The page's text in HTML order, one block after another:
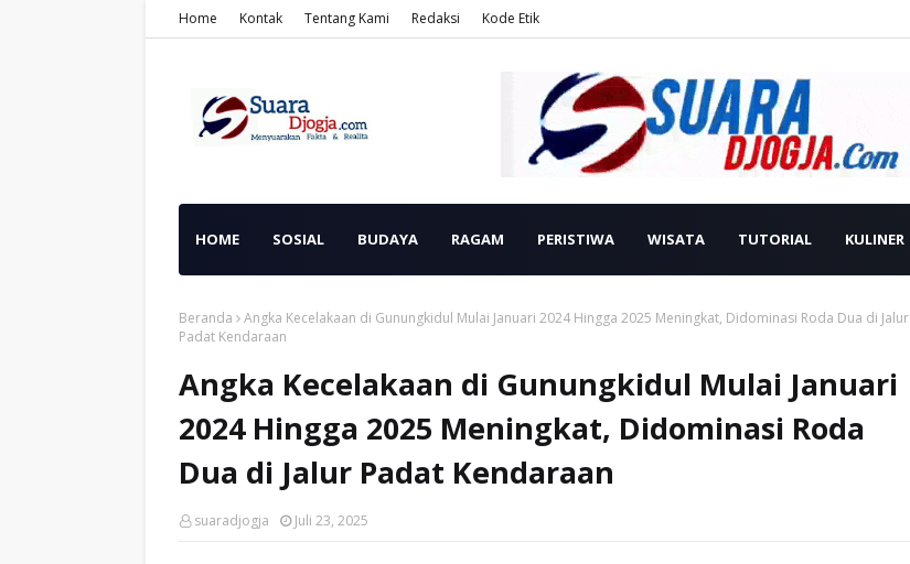
Home Kontak Tentang Kami Redaksi Kode Etik
HOME SOSIAL BUDAYA RAGAM PERISTIWA WISATA TUTORIAL KULINER
Beranda
Angka Kecelakaan di Gunungkidul Mulai Januari 2024 Hingga 2025 Meningkat, Didominasi Roda Dua di Jalur
Padat Kendaraan
Angka Kecelakaan di Gunungkidul Mulai Januari
2024 Hingga 2025 Meningkat, Didominasi Roda
Dua di Jalur Padat Kendaraan
suaradjogja Juli 23, 2025